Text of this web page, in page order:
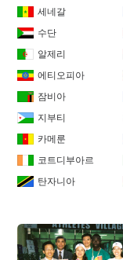
세네갈
수단
알제리
에티오피아
잠비아
지부티
카메룬
코트디부아르
탄자니아